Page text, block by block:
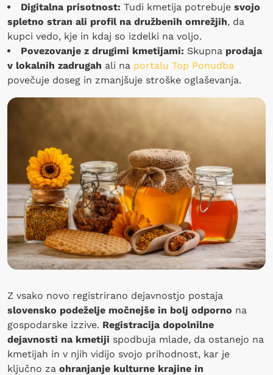
Digitalna prisotnost: Tudi kmetija potrebuje svojo
spletno stran ali profil na družbenih omrežjih, da
kupci vedo, kje in kdaj so izdelki na voljo.
Povezovanje z drugimi kmetijami: Skupna prodaja
v lokalnih zadrugah ali na portalu Top Ponudba
povečuje doseg in zmanjšuje stroške oglaševanja.
Z vsako novo registrirano dejavnostjo postaja
slovensko podeželje močnejše in bolj odporno na
gospodarske izzive. Registracija dopolnilne
dejavnosti na kmetiji spodbuja mlade, da ostanejo na
kmetijah in v njih vidijo svojo prihodnost, kar je
ključno za ohranjanje kulturne krajine in